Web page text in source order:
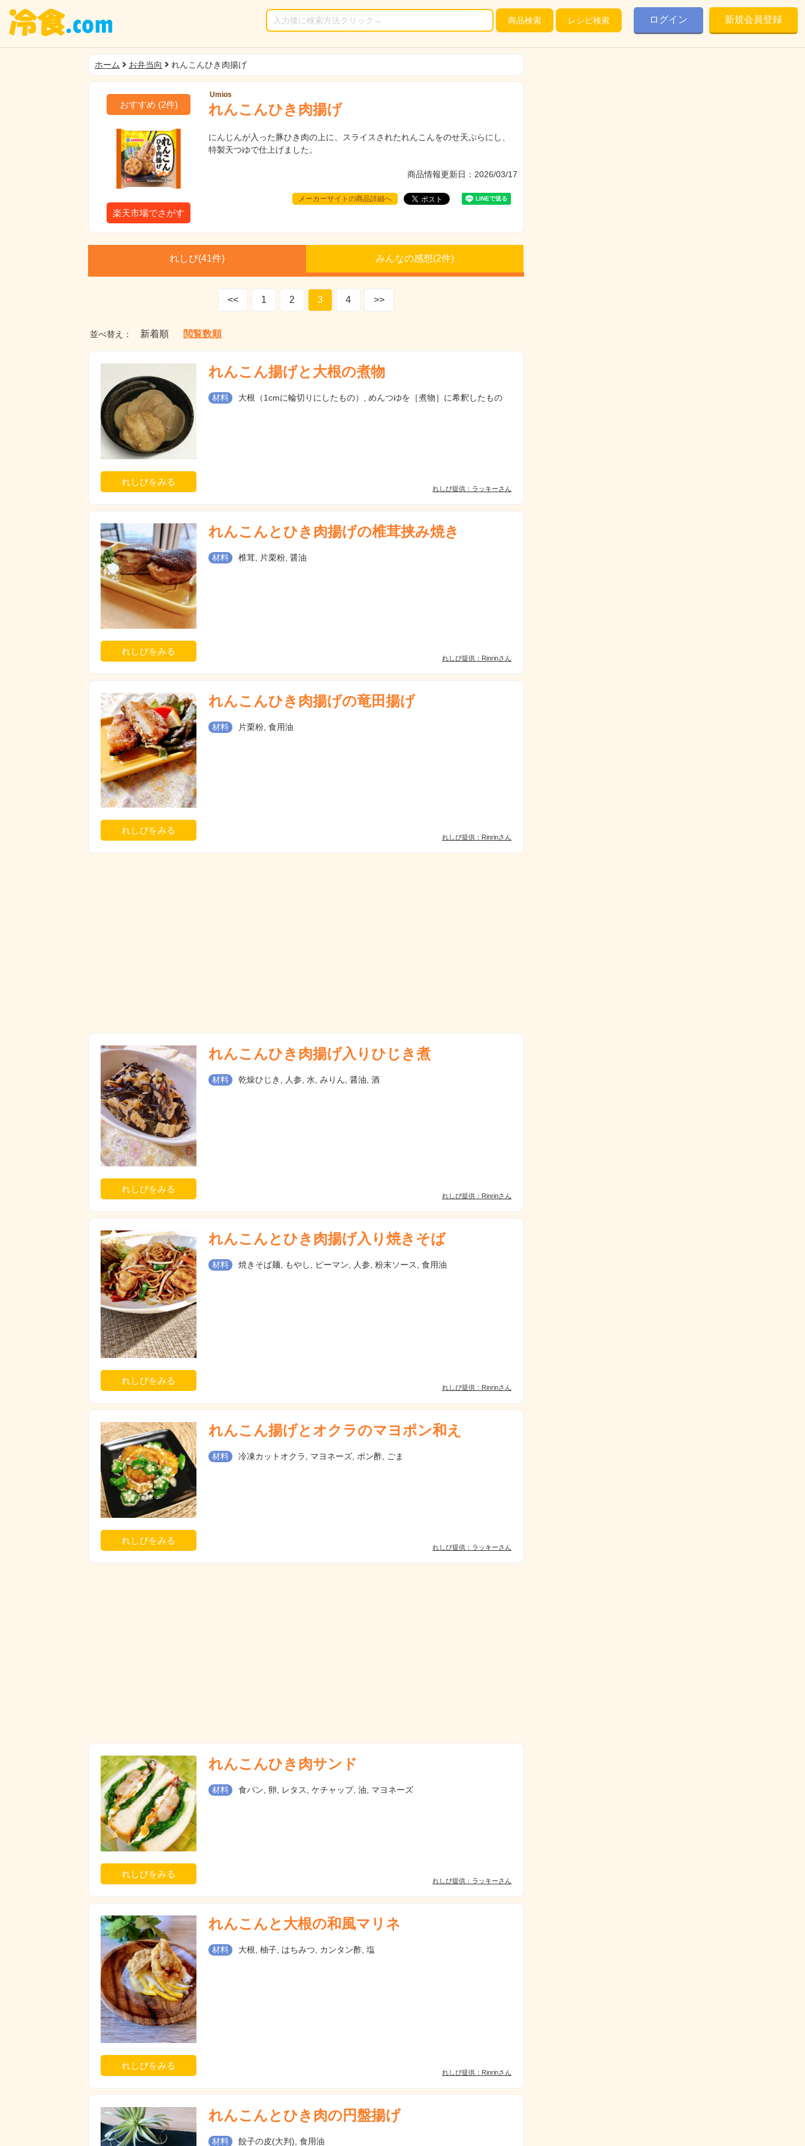
商品検索 レシピ検索 ログイン 新規会員登録
ホーム お弁当向 れんこんひき肉揚げ
おすすめ (2件)
楽天市場でさがす
Umios
れんこんひき肉揚げ
にんじんが入った豚ひき肉の上に、スライスされたれんこんをのせ天ぷらにし、
特製天つゆで仕上げました。
商品情報更新日：2026/03/17
メーカーサイトの商品詳細へ
れしぴ(41件) みんなの感想(2件)
<< 1 2 3 4 >>
並べ替え： 新着順 閲覧数順
れしぴをみる
れんこん揚げと大根の煮物
材料 大根（1cmに輪切りにしたもの）, めんつゆを［煮物］に希釈したもの
れしぴ提供：ラッキーさん
れしぴをみる
れんこんとひき肉揚げの椎茸挟み焼き
材料 椎茸, 片栗粉, 醤油
れしぴ提供：Rinrinさん
れしぴをみる
れんこんひき肉揚げの竜田揚げ
材料 片栗粉, 食用油
れしぴ提供：Rinrinさん
れしぴをみる
れんこんひき肉揚げ入りひじき煮
材料 乾燥ひじき, 人参, 水, みりん, 醤油, 酒
れしぴ提供：Rinrinさん
れしぴをみる
れんこんとひき肉揚げ入り焼きそば
材料 焼きそば麺, もやし, ピーマン, 人参, 粉末ソース, 食用油
れしぴ提供：Rinrinさん
れしぴをみる
れんこん揚げとオクラのマヨポン和え
材料 冷凍カットオクラ, マヨネーズ, ポン酢, ごま
れしぴ提供：ラッキーさん
れしぴをみる
れんこんひき肉サンド
材料 食パン, 卵, レタス, ケチャップ, 油, マヨネーズ
れしぴ提供：ラッキーさん
れしぴをみる
れんこんと大根の和風マリネ
材料 大根, 柚子, はちみつ, カンタン酢, 塩
れしぴ提供：Rinrinさん
れんこんとひき肉の円盤揚げ
材料 餃子の皮(大判), 食用油